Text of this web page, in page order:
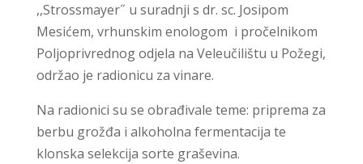
,,Strossmayer˝ u suradnji s dr. sc. Josipom
Mesićem, vrhunskim enologom i pročelnikom
Poljoprivrednog odjela na Veleučilištu u Požegi,
održao je radionicu za vinare.
Na radionici su se obrađivale teme: priprema za
berbu grožđa i alkoholna fermentacija te
klonska selekcija sorte graševina.